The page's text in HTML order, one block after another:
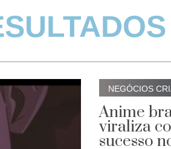
NEGÓCIOS
Anime
viraliza
sucesso